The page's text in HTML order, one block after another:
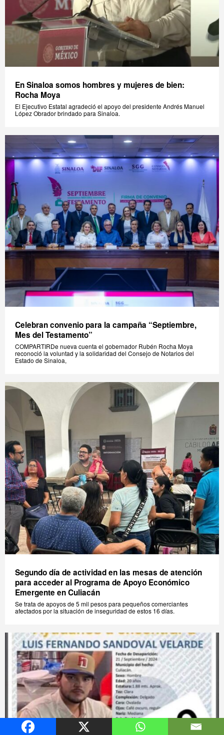
En Sinaloa somos hombres y mujeres de bien:
Rocha Moya
El Ejecutivo Estatal agradeció el apoyo del presidente Andrés Manuel
López Obrador brindado para Sinaloa.
Celebran convenio para la campaña “Septiembre,
Mes del Testamento”
COMPARTIRDe nueva cuenta el gobernador Rubén Rocha Moya
reconoció la voluntad y la solidaridad del Consejo de Notarios del
Estado de Sinaloa,
Segundo día de actividad en las mesas de atención
para acceder al Programa de Apoyo Económico
Emergente en Culiacán
Se trata de apoyos de 5 mil pesos para pequeños comerciantes
afectados por la situación de inseguridad de estos 16 días.